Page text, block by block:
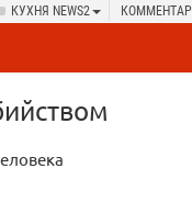
КУХНЯ NEWS2